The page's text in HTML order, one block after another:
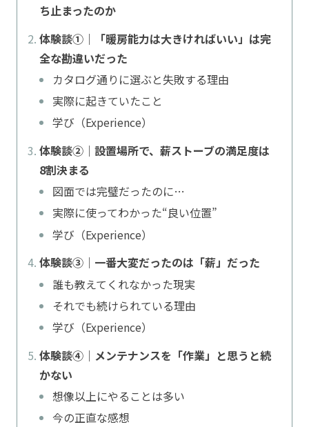
ち止まったのか
体験談①｜「暖房能力は大きければいい」は完
全な勘違いだった
カタログ通りに選ぶと失敗する理由
実際に起きていたこと
学び（Experience）
体験談②｜設置場所で、薪ストーブの満足度は
8割決まる
図面では完璧だったのに…
実際に使ってわかった“良い位置”
学び（Experience）
体験談③｜一番大変だったのは「薪」だった
誰も教えてくれなかった現実
それでも続けられている理由
学び（Experience）
体験談④｜メンテナンスを「作業」と思うと続
かない
想像以上にやることは多い
今の正直な感想